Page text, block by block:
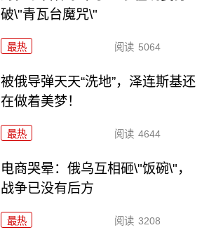
破\"青瓦台魔咒\"
最热 阅读 5064
被俄导弹天天“洗地”，泽连斯基还
在做着美梦！
最热 阅读 4644
电商哭晕：俄乌互相砸\"饭碗\"，
战争已没有后方
最热 阅读 3208